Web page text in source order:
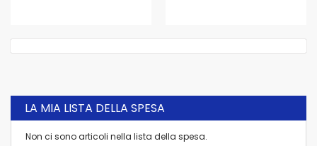
LA MIA LISTA DELLA SPESA
Non ci sono articoli nella lista della spesa.